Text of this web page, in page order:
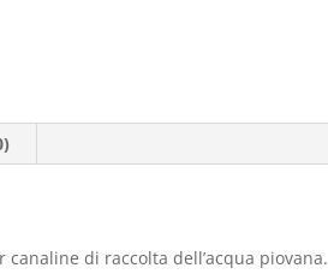
di raccolta dell’acqua piovana.